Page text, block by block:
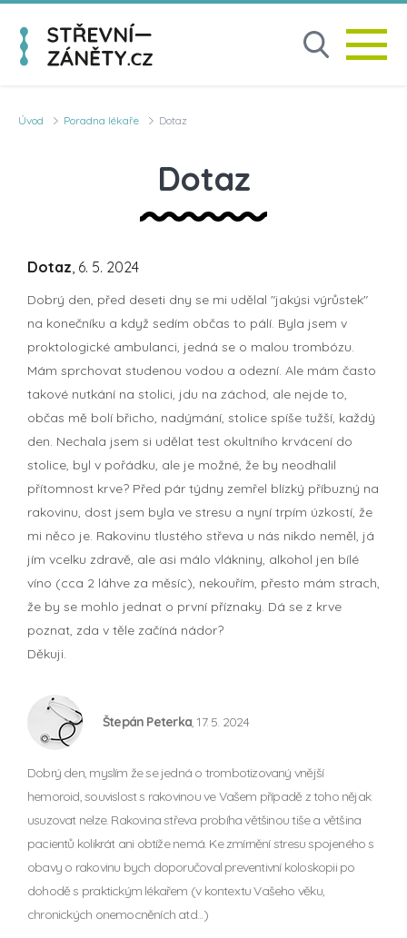
Úvod Poradna lékaře Dotaz
Dotaz
Dotaz, 6. 5. 2024
Dobrý den, před deseti dny se mi udělal "jakýsi výrůstek"
na konečníku a když sedím občas to pálí. Byla jsem v
proktologické ambulanci, jedná se o malou trombózu.
Mám sprchovat studenou vodou a odezní. Ale mám často
takové nutkání na stolici, jdu na záchod, ale nejde to,
občas mě bolí břicho, nadýmání, stolice spíše tužší, každý
den. Nechala jsem si udělat test okultního krvácení do
stolice, byl v pořádku, ale je možné, že by neodhalil
přítomnost krve? Před pár týdny zemřel blízký příbuzný na
rakovinu, dost jsem byla ve stresu a nyní trpím úzkostí, že
mi něco je. Rakovinu tlustého střeva u nás nikdo neměl, já
jím vcelku zdravě, ale asi málo vlákniny, alkohol jen bílé
víno (cca 2 láhve za měsíc), nekouřím, přesto mám strach,
že by se mohlo jednat o první příznaky. Dá se z krve
poznat, zda v těle začíná nádor?
Děkuji.
Štepán Peterka, 17. 5. 2024
Dobrý den, myslím že se jedná o trombotizovaný vnější
hemoroid, souvislost s rakovinou ve Vašem případě z toho nějak
usuzovat nelze. Rakovina střeva probíha většinou tiše a většina
pacientů kolikrát ani obtíže nemá. Ke zmírnění stresu spojeného s
obavy o rakovinu bych doporučoval preventivní koloskopii po
dohodě s praktickým lékařem (v kontextu Vašeho věku,
chronických onemocněních atd...)